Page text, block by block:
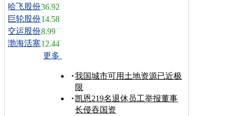
哈飞股份36.92
巨轮股份14.58
交运股份8.99
渤海活塞12.44
更多
我国城市可用土地资源已近极
限
凯恩219名退休员工举报董事
长侵吞国资